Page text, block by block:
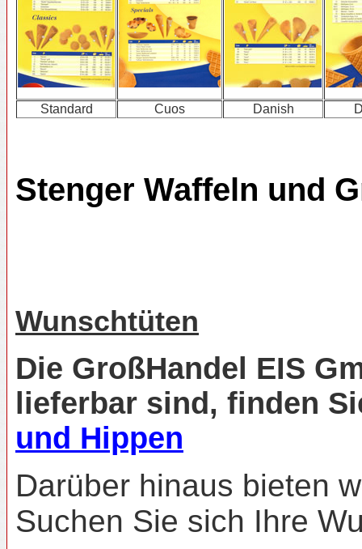
Standard Cuos Danish
Stenger Waffeln und
Wunschtüten
Die GroßHandel EIS
lieferbar sind, finden
und Hippen
Darüber hinaus bieten
Suchen Sie sich Ihre